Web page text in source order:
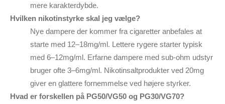
mere karakterdybde.
Hvilken nikotinstyrke skal jeg vælge?
Nye dampere der kommer fra cigaretter anbefales at
starte med 12–18mg/ml. Lettere rygere starter typisk
med 6–12mg/ml. Erfarne dampere med sub-ohm udstyr
bruger ofte 3–6mg/ml. Nikotinsaltprodukter ved 20mg
giver en glattere fornemmelse ved højere styrker.
Hvad er forskellen på PG50/VG50 og PG30/VG70?